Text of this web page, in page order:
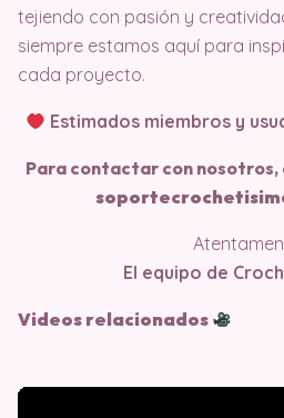
tejiendo con pasión y
siempre estamos aquí para
cada proyecto.
Estimados miembros y
Para contactar con nosotros,
El equipo de
Videos relacionados